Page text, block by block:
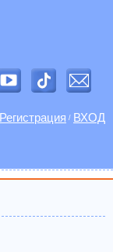
Регистрация / ВХОД